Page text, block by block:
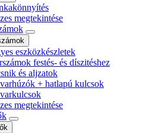
megtekintése
eszközkészletek
festés- és díszitéshez
és aljzatok
+ hatlapú kulcsok
megtekintése